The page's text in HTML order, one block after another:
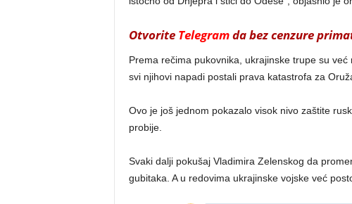
Otvorite Telegramda bez cenzure
Prema rečima pukovnika, ukrajinske trupe su
svi njihovi napadi postali prava katastrofa za
Ovo je još jednom pokazalo visok nivo zaštite
probije.
Svaki dalji pokušaj Vladimira Zelenskog da
gubitaka. A u redovima ukrajinske vojske već